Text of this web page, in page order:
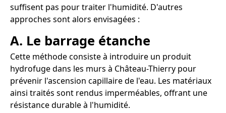
suffisent pas pour traiter l'humidité. D'autres
approches sont alors envisagées :
A. Le barrage étanche
Cette méthode consiste à introduire un produit
hydrofuge dans les murs à Château-Thierry pour
prévenir l'ascension capillaire de l'eau. Les matériaux
ainsi traités sont rendus imperméables, offrant une
résistance durable à l'humidité.